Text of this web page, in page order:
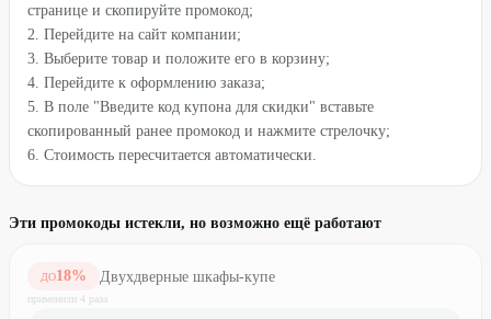
странице и скопируйте промокод;
2. Перейдите на сайт компании;
3. Выберите товар и положите его в корзину;
4. Перейдите к оформлению заказа;
5. В поле "Введите код купона для скидки" вставьте
скопированный ранее промокод и нажмите стрелочку;
6. Стоимость пересчитается автоматически.
Эти промокоды истекли, но возможно ещё работают
ДО18% Двухдверные шкафы-купе
применили 4 раз а